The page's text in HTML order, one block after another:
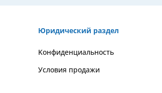
Юридический раздел
Kонфиденциальность
Условия продажи